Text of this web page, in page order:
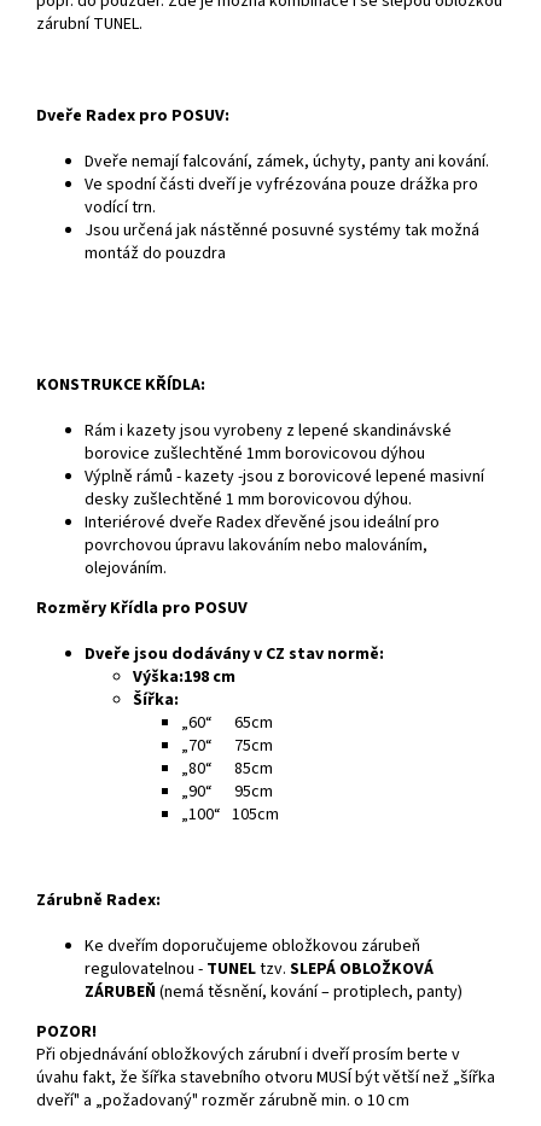
zárubní TUNEL.
Dveře Radex pro POSUV:
Dveře nemají falcování, zámek, úchyty, panty ani kování.
Ve spodní části dveří je vyfrézována pouze drážka pro
vodící trn.
Jsou určená jak nástěnné posuvné systémy tak možná
montáž do pouzdra
KONSTRUKCE KŘÍDLA:
Rám i kazety jsou vyrobeny z lepené skandinávské
borovice zušlechtěné 1mm borovicovou dýhou
Výplně rámů - kazety -jsou z borovicové lepené masivní
desky zušlechtěné 1 mm borovicovou dýhou.
Interiérové dveře Radex dřevěné jsou ideální pro
povrchovou úpravu lakováním nebo malováním,
olejováním.
Rozměry Křídla pro POSUV
Dveře jsou dodávány v CZ stav normě:
Výška:198 cm
Šířka:
„60“ 65cm
„70“ 75cm
„80“ 85cm
„90“ 95cm
„100“ 105cm
Zárubně Radex:
Ke dveřím doporučujeme obložkovou zárubeň
regulovatelnou - TUNELtzv. SLEPÁ OBLOŽKOVÁ
ZÁRUBEŇ(nemá těsnění, kování – protiplech, panty)
POZOR!
Při objednávání obložkových zárubní i dveří prosím berte v
úvahu fakt, že šířka stavebního otvoru MUSÍ být větší než „šířka
dveří" a „požadovaný" rozměr zárubně min. o 10 cm